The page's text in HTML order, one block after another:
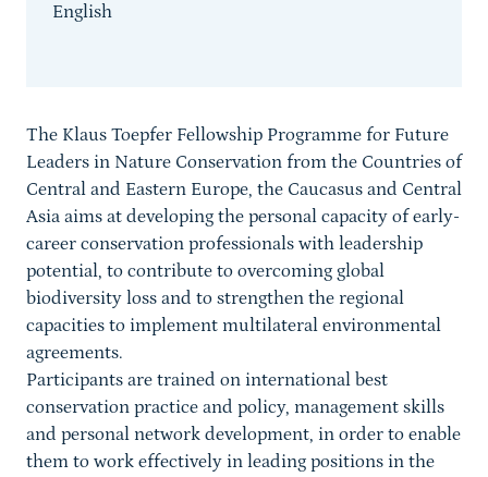
English
The Klaus Toepfer Fellowship Programme for Future
Leaders in Nature Conservation from the Countries of
Central and Eastern Europe, the Caucasus and Central
Asia aims at developing the personal capacity of early-
career conservation professionals with leadership
potential, to contribute to overcoming global
biodiversity loss and to strengthen the regional
capacities to implement multilateral environmental
agreements.
Participants are trained on international best
conservation practice and policy, management skills
and personal network development, in order to enable
them to work effectively in leading positions in the